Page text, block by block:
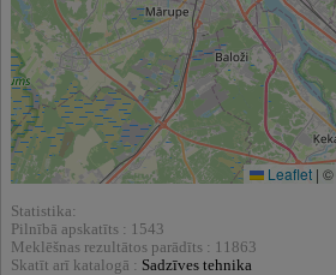
Leaflet | ©
Statistika:
Pilnībā apskatīts : 1543
Meklēšnas rezultātos parādīts : 11863
Skatīt arī katalogā : Sadzīves tehnika